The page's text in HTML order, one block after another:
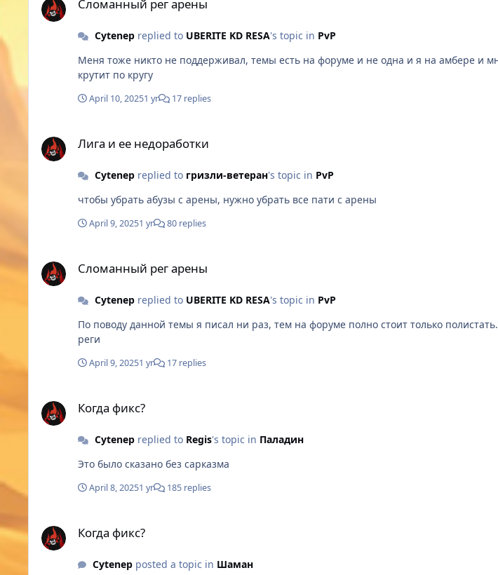
Сломанный рег арены
Cytenepreplied to UBERITE KD RESA's topic in PvP
Меня тоже никто не поддерживал, темы есть на форуме и не одна и я на амбере и мне писали тоже шляпу. А по факту афк твины, заливы и рег из 10 чел которых
крутит по кругу
April 10, 20251 yr 17 replies
Лига и ее недоработки
Cytenepreplied to гризли-ветеран's topic in PvP
чтобы убрать абузы с арены, нужно убрать все пати с арены
April 9, 20251 yr 80 replies
Сломанный рег арены
Cytenepreplied to UBERITE KD RESA's topic in PvP
По поводу данной темы я писал ни раз, тем на форуме полно стоит только полистать. На это просто положили болт и хавайте как есть, афк твинов, заливы , кривые
реги
April 9, 20251 yr 17 replies
Когда фикс?
Cytenepreplied to Regis's topic in Паладин
Это было сказано без сарказма
April 8, 20251 yr 185 replies
Когда фикс?
Cytenepposted a topic in Шаман